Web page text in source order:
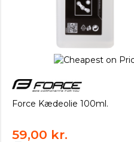
Force Kædeolie 100ml.
59,00 kr.